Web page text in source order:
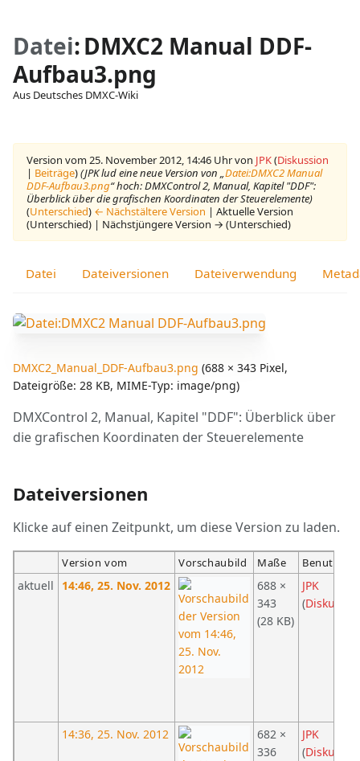
Datei:DMXC2 Manual DDF-
Aufbau3.png
Aus Deutsches DMXC-Wiki
Version vom 25. November 2012, 14:46 Uhr von JPK(Diskussion
| Beiträge)(JPK lud eine neue Version von „Datei:DMXC2 Manual
DDF-Aufbau3.png“ hoch: DMXControl 2, Manual, Kapitel "DDF":
Überblick über die grafischen Koordinaten der Steuerelemente)
(Unterschied) ← Nächstältere Version | Aktuelle Version
(Unterschied) | Nächstjüngere Version → (Unterschied)
Datei Dateiversionen Dateiverwendung
DMXC2_Manual_DDF-Aufbau3.png (688 × 343 Pixel,
Dateigröße: 28 KB, MIME-Typ: image/png)
DMXControl 2, Manual, Kapitel "DDF": Überblick über
die grafischen Koordinaten der Steuerelemente
Dateiversionen
Klicke auf einen Zeitpunkt, um diese Version zu laden.
Version vom Vorschaubild Maße Benutzer
aktuell 14:46, 25. Nov. 2012
688 ×
343
(28 KB)
JPK
(
14:36, 25. Nov. 2012
682 ×
336
JPK
(